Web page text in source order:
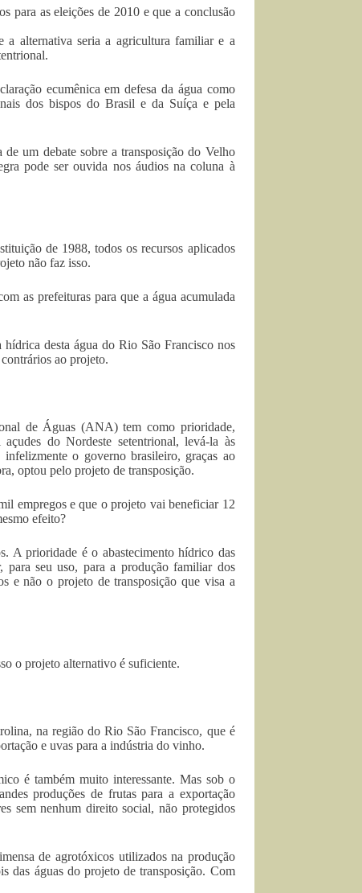
para as eleições de 2010 e que a conclusão
alternativa seria a agricultura familiar e a
ecumênica em defesa da água como
dos bispos do Brasil e da Suíça e pela
um debate sobre a transposição do Velho
pode ser ouvida nos áudios na coluna à
de 1988, todos os recursos aplicados
não faz isso.
as prefeituras para que a água acumulada
desta água do Rio São Francisco nos
ao projeto.
de Águas (ANA) tem como prioridade,
do Nordeste setentrional, levá-la às
o governo brasileiro, graças ao
optou pelo projeto de transposição.
empregos e que o projeto vai beneficiar 12
efeito?
A prioridade é o abastecimento hídrico das
para seu uso, para a produção familiar dos
e não o projeto de transposição que visa a
o projeto alternativo é suficiente.
na região do Rio São Francisco, que é
e uvas para a indústria do vinho.
é também muito interessante. Mas sob o
produções de frutas para a exportação
sem nenhum direito social, não protegidos
de agrotóxicos utilizados na produção
das águas do projeto de transposição. Com